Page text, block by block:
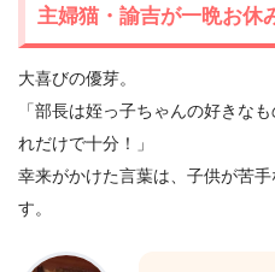
主婦猫・諭吉が一晩お休
大喜びの優芽。
「部長は姪っ子ちゃんの好きな
れだけで十分！」
幸来がかけた言葉は、子供が苦
す。